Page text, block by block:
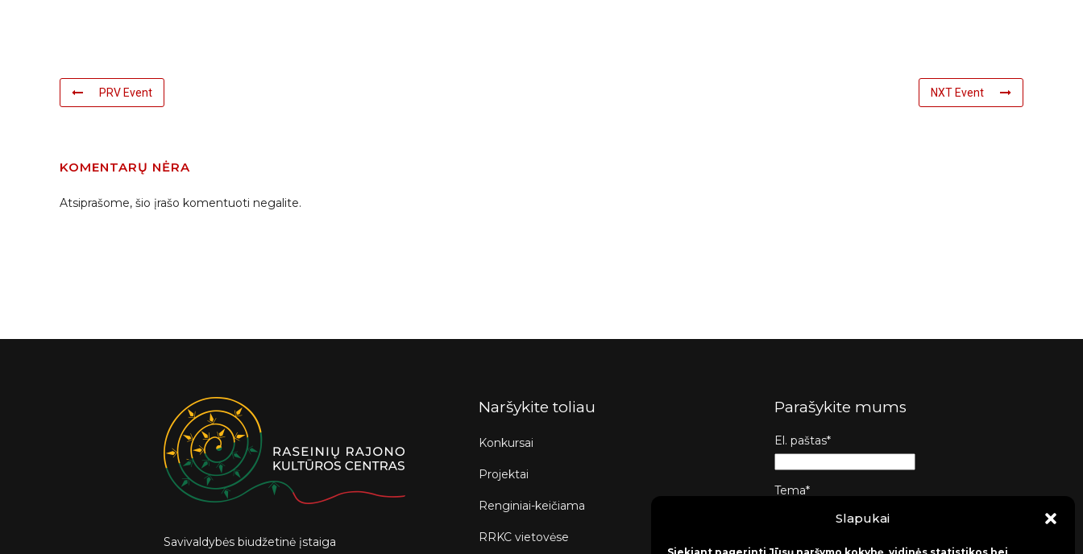
Slapukai
PRV Event NXT Event
KOMENTARŲ NĖRA
Atsiprašome, šio įrašo komentuoti negalite.
Savivaldybės biudžetinė įstaiga
Naršykite toliau
Konkursai
Projektai
Renginiai-keičiama
RRKC vietovėse
Parašykite mums
El. paštas*
Tema*